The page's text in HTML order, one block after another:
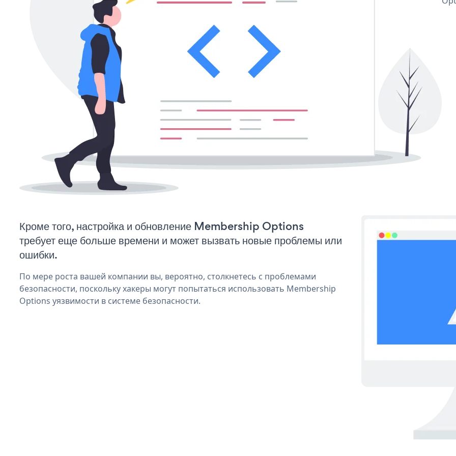
Кроме того, настройка и обновление Membership Options
требует еще больше времени и может вызвать новые проблемы или
ошибки.
По мере роста вашей компании вы, вероятно, столкнетесь с проблемами
безопасности, поскольку хакеры могут попытаться использовать Membership
Options уязвимости в системе безопасности.